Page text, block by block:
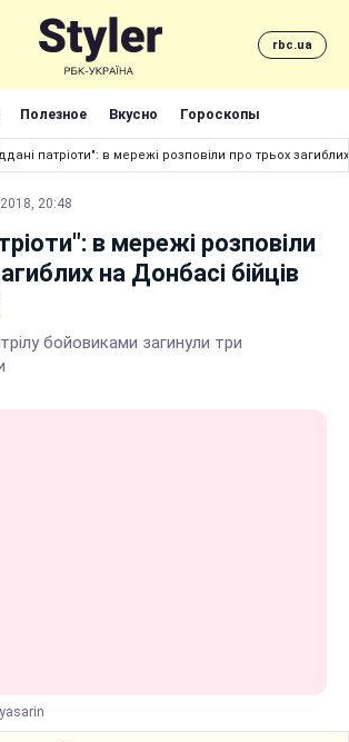
rbc.ua
Полезное Вкусно Гороскопы
патріоти": в мережі розповіли про трьох
20:48
в мережі розповіли
на Донбасі бійців
бойовиками загинули три